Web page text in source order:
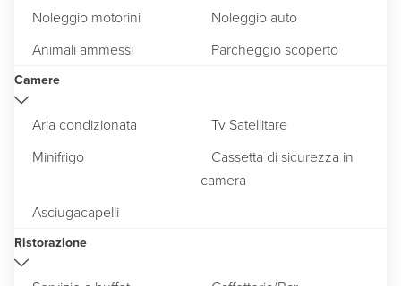
Noleggio motorini
Noleggio auto
Animali ammessi
Parcheggio scoperto
Camere
Aria condizionata
Tv Satellitare
Minifrigo
Cassetta di sicurezza in
camera
Asciugacapelli
Ristorazione